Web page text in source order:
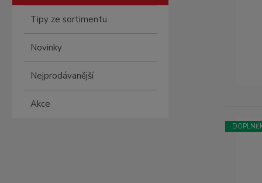
u
k
Tipy ze sortimentu
Novinky
Nejprodávanější
Akce